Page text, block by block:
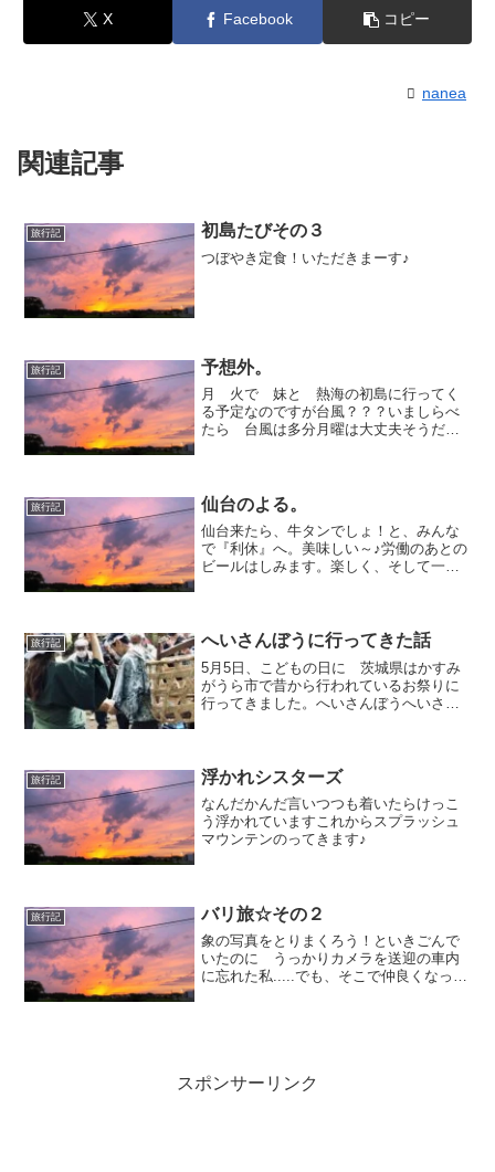
X Facebook コピー
nanea
関連記事
旅行記 初島たびその３
つぼやき定食！いただきまーす♪
旅行記 予想外。
月 火で 妹と 熱海の初島に行ってく
る予定なのですが台風？？？いましらべ
たら 台風は多分月曜は大丈夫そうだけ
ろかな。
旅行記 仙台のよる。
仙台来たら、牛タンでしょ！と、みんな
で『利休』へ。美味しい～♪労働のあとの
ビールはしみます。楽しく、そして一日
りました。さて、これか...
旅行記 へいさんぼうに行ってきた話
5月5日、こどもの日に 茨城県はかすみ
がうら市で昔から行われているお祭りに
行ってきました。へいさんぼうへいさん
説もあるらしい。なる...
旅行記 浮かれシスターズ
なんだかんだ言いつつも着いたらけっこ
う浮かれていますこれからスプラッシュ
マウンテンのってきます♪
旅行記 バリ旅☆その２
象の写真をとりまくろう！といきごんで
いたのに うっかりカメラを送迎の車内
に忘れた私.....でも、そこで仲良くなった
スポンサーリンク